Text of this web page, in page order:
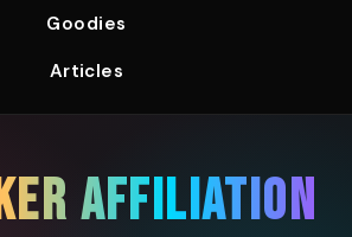
Goodies
Articles
AFFILIATION